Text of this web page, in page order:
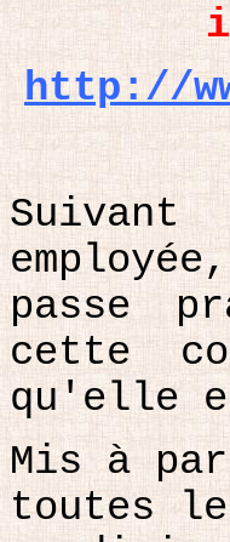
http://
Suivant
passe
cette
qu'elle
Mis à
toutes